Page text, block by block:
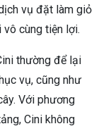
vụ đặt làm giỏ
cùng tiện lợi.
thường để lại
vụ, cũng như
Với phương
Cini không